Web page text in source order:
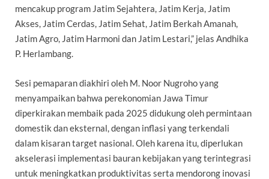
mencakup program Jatim Sejahtera, Jatim Kerja, Jatim
Akses, Jatim Cerdas, Jatim Sehat, Jatim Berkah Amanah,
Jatim Agro, Jatim Harmoni dan Jatim Lestari,” jelas Andhika
P. Herlambang.
Sesi pemaparan diakhiri oleh M. Noor Nugroho yang
menyampaikan bahwa perekonomian Jawa Timur
diperkirakan membaik pada 2025 didukung oleh permintaan
domestik dan eksternal, dengan inflasi yang terkendali
dalam kisaran target nasional. Oleh karena itu, diperlukan
akselerasi implementasi bauran kebijakan yang terintegrasi
untuk meningkatkan produktivitas serta mendorong inovasi